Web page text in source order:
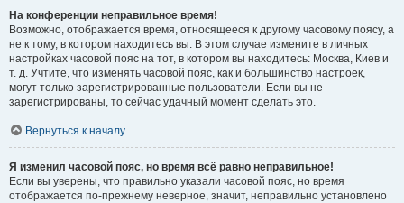
На конференции неправильное время!
Возможно, отображается время, относящееся к другому часовому поясу, а
не к тому, в котором находитесь вы. В этом случае измените в личных
настройках часовой пояс на тот, в котором вы находитесь: Москва, Киев и
т. д. Учтите, что изменять часовой пояс, как и большинство настроек,
могут только зарегистрированные пользователи. Если вы не
зарегистрированы, то сейчас удачный момент сделать это.
Вернуться к началу
Я изменил часовой пояс, но время всё равно неправильное!
Если вы уверены, что правильно указали часовой пояс, но время
отображается по-прежнему неверное, значит, неправильно установлено